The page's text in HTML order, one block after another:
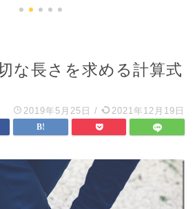
な長さを求める計算式
2019年5月25日 / 2021年12月19日